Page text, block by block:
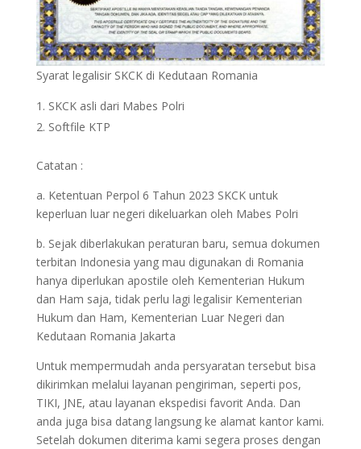
Syarat legalisir SKCK di Kedutaan Romania
SKCK asli dari Mabes Polri
Softfile KTP
Catatan :
a. Ketentuan Perpol 6 Tahun 2023 SKCK untuk
keperluan luar negeri dikeluarkan oleh Mabes Polri
b. Sejak diberlakukan peraturan baru, semua dokumen
terbitan Indonesia yang mau digunakan di Romania
hanya diperlukan apostile oleh Kementerian Hukum
dan Ham saja, tidak perlu lagi legalisir Kementerian
Hukum dan Ham, Kementerian Luar Negeri dan
Kedutaan Romania Jakarta
Untuk mempermudah anda persyaratan tersebut bisa
dikirimkan melalui layanan pengiriman, seperti pos,
TIKI, JNE, atau layanan ekspedisi favorit Anda. Dan
anda juga bisa datang langsung ke alamat kantor kami.
Setelah dokumen diterima kami segera proses dengan